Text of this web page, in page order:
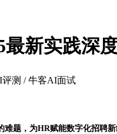
新实践深
测 / 牛客AI面试
题，为HR赋能数字化招聘新